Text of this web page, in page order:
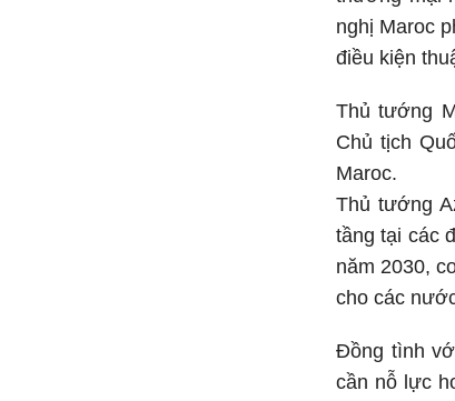
nghị Maroc
điều kiện
Thủ tướng
Chủ tịch
Maroc.
Thủ tướng
tầng tại các
năm 2030,
cho các
Đồng tình
cần nỗ lực